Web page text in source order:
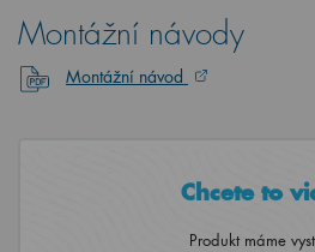
Montážní návody
Montážní návod
Chcete to
Produkt máme